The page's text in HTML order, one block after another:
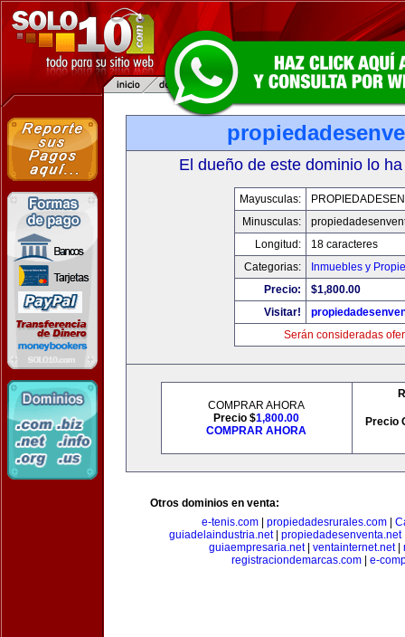
El dueño de este dominio lo
Mayusculas:
Minusculas:
Longitud:
18 caracteres
Categorias:
Inmuebles y
Precio:
$1,800.00
Visitar!
Serán consideradas
COMPRAR AHORA
Precio $1,800.00
COMPRAR AHORA
Precio
Otros dominios en venta:
e-tenis.com
propiedadesrurales.com
guiadelaindustria.net propiedadesenventa.net
guiaempresaria.net| ventainternet.net|
registraciondemarcas.com| e-